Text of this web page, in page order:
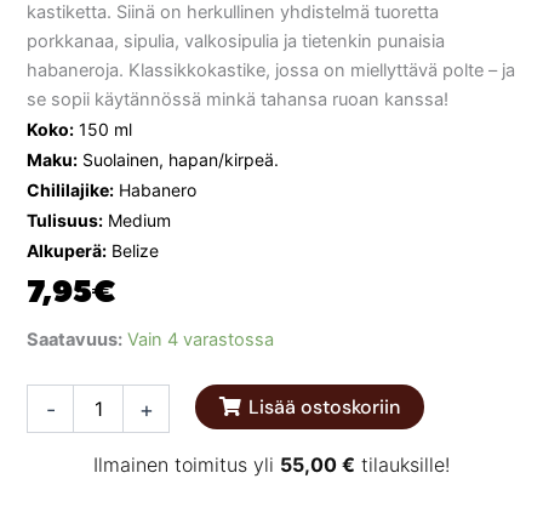
kastiketta. Siinä on herkullinen yhdistelmä tuoretta
porkkanaa, sipulia, valkosipulia ja tietenkin punaisia
habaneroja. Klassikkokastike, jossa on miellyttävä polte – ja
se sopii käytännössä minkä tahansa ruoan kanssa!
Koko: 150 ml
Maku: Suolainen, hapan/kirpeä.
Chililajike: Habanero
Tulisuus: Medium
Alkuperä: Belize
7,95€
Saatavuus: Vain 4 varastossa
-
Marie
Hot
Habanero
Pepper
+ Lisää ostoskoriin
Ilmainen toimitus yli 55,00 € tilauksille!